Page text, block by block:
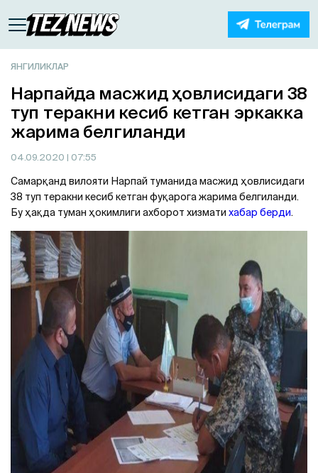
ЯНГИЛИКЛАР
Нарпайда масжид ҳовлисидаги 38
туп теракни кесиб кетган эркакка
жарима белгиланди
04.09.2020 | 07:55
Самарқанд вилояти Нарпай туманида масжид ҳовлисидаги
38 туп теракни кесиб кетган фуқарога жарима белгиланди.
Бу ҳақда туман ҳокимлиги ахборот хизмати хабар берди.